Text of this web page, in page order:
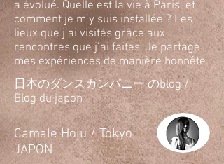
a évolué. Quelle est la vie à Paris, et
comment je m’y suis installée ? Les
lieux que j’ai visités grâce aux
rencontres que j’ai faites. Je partage
mes expériences de manière honnête.
日本のダンスカンパニー のblog /
Blog du japon
​Camale Hoju / Tokyo
JAPON